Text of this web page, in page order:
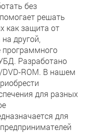
без
решать
как защита от
другой,
программного
Разработано
DVD-ROM. В нашем
для разных
для